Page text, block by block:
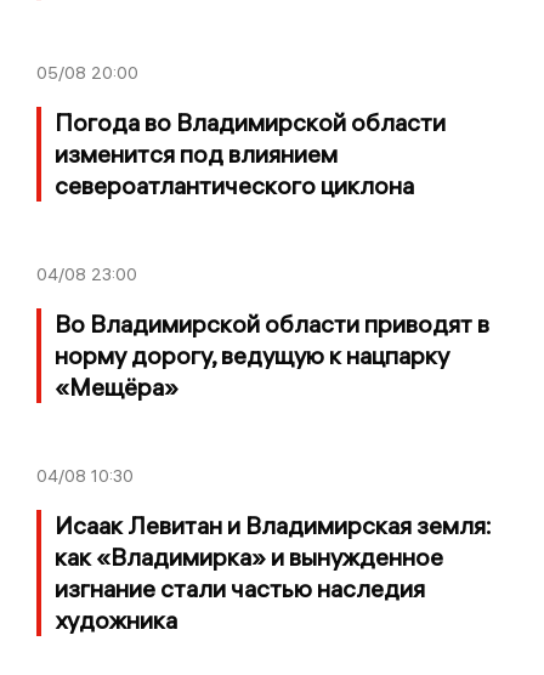
05/08 20:00
Погода во Владимирской области
изменится под влиянием
североатлантического циклона
04/08 23:00
Во Владимирской области приводят в
норму дорогу, ведущую к нацпарку
«Мещёра»
04/08 10:30
Исаак Левитан и Владимирская земля:
как «Владимирка» и вынужденное
изгнание стали частью наследия
художника